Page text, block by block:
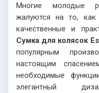
Многие молодые
жалуются на то, как
качественные и
Сумка для колясок
популярным
настоящим
необходимые
элегантный